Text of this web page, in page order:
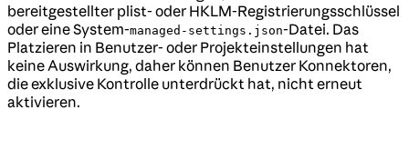
bereitgestellter plist- oder HKLM-Registrierungsschlüssel
oder eine System-managed-settings.json-Datei. Das
Platzieren in Benutzer- oder Projekteinstellungen hat
keine Auswirkung, daher können Benutzer Konnektoren,
die exklusive Kontrolle unterdrückt hat, nicht erneut
aktivieren.